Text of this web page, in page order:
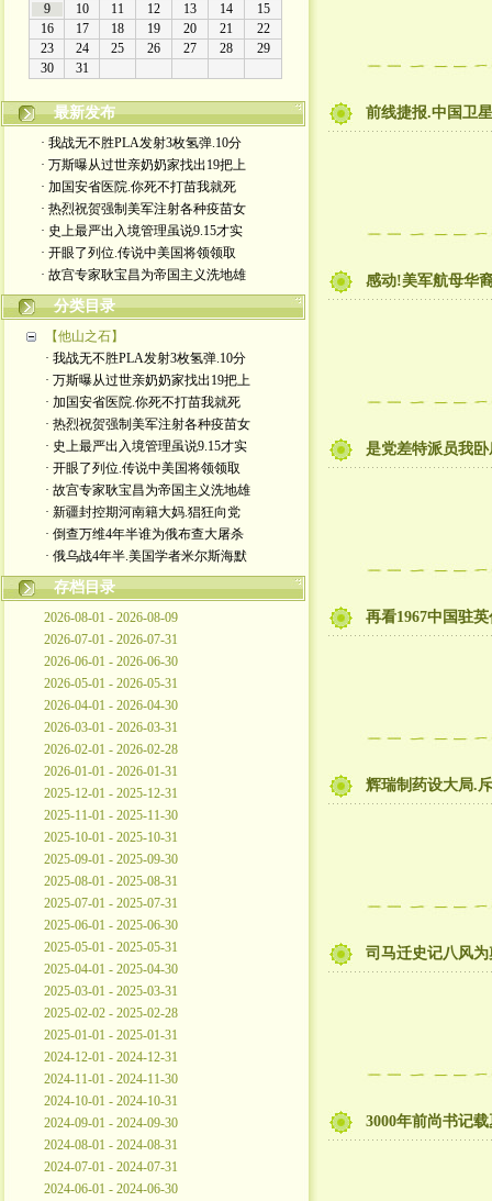
最新发布
· 我战无不胜PLA发射3枚氢弹.10分
· 万斯曝从过世亲奶奶家找出19把上
· 加国安省医院.你死不打苗我就死
· 热烈祝贺强制美军注射各种疫苗女
· 史上最严出入境管理虽说9.15才实
· 开眼了列位.传说中美国将领领取
· 故宫专家耿宝昌为帝国主义洗地雄
分类目录
【他山之石】
· 我战无不胜PLA发射3枚氢弹.10分
· 万斯曝从过世亲奶奶家找出19把上
· 加国安省医院.你死不打苗我就死
· 热烈祝贺强制美军注射各种疫苗女
· 史上最严出入境管理虽说9.15才实
· 开眼了列位.传说中美国将领领取
· 故宫专家耿宝昌为帝国主义洗地雄
· 新疆封控期河南籍大妈.猖狂向党
· 倒查万维4年半谁为俄布查大屠杀
· 俄乌战4年半.美国学者米尔斯海默
存档目录
2026-08-01 - 2026-08-09
2026-07-01 - 2026-07-31
2026-06-01 - 2026-06-30
2026-05-01 - 2026-05-31
2026-04-01 - 2026-04-30
2026-03-01 - 2026-03-31
2026-02-01 - 2026-02-28
2026-01-01 - 2026-01-31
2025-12-01 - 2025-12-31
2025-11-01 - 2025-11-30
2025-10-01 - 2025-10-31
2025-09-01 - 2025-09-30
2025-08-01 - 2025-08-31
2025-07-01 - 2025-07-31
2025-06-01 - 2025-06-30
2025-05-01 - 2025-05-31
2025-04-01 - 2025-04-30
2025-03-01 - 2025-03-31
2025-02-02 - 2025-02-28
2025-01-01 - 2025-01-31
2024-12-01 - 2024-12-31
2024-11-01 - 2024-11-30
2024-10-01 - 2024-10-31
2024-09-01 - 2024-09-30
2024-08-01 - 2024-08-31
2024-07-01 - 2024-07-31
2024-06-01 - 2024-06-30
前线捷报.中国卫
感动!美军航母华
是党差特派员我
再看1967中国驻
辉瑞制药设大局.
司马迁史记八风
3000年前尚书记